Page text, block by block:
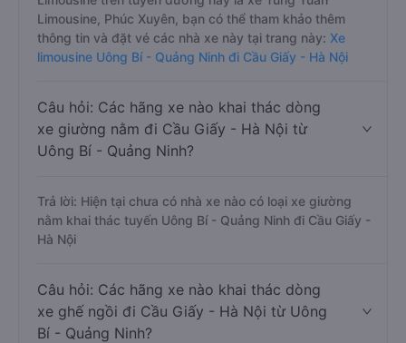
Limousine, Phúc Xuyên, bạn có thể tham khảo thêm
thông tin và đặt vé các nhà xe này tại trang này: Xe
limousine Uông Bí - Quảng Ninh đi Cầu Giấy - Hà Nội
Câu hỏi: Các hãng xe nào khai thác dòng
xe giường nằm đi Cầu Giấy - Hà Nội từ
Uông Bí - Quảng Ninh?
Trả lời: Hiện tại chưa có nhà xe nào có loại xe giường
nằm khai thác tuyến Uông Bí - Quảng Ninh đi Cầu Giấy -
Hà Nội
Câu hỏi: Các hãng xe nào khai thác dòng
xe ghế ngồi đi Cầu Giấy - Hà Nội từ Uông
Bí - Quảng Ninh?